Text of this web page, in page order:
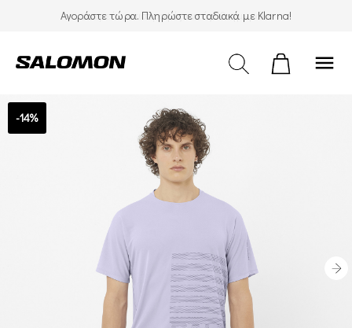
Αγοράστε τώρα. Πληρώστε σταδιακά με Klarna!
menu
-14%